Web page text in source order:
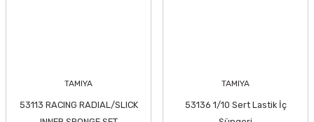
TAMIYA
53113 RACING RADIAL/SLICK
TAMIYA
53136 1/10 Sert Lastik İç